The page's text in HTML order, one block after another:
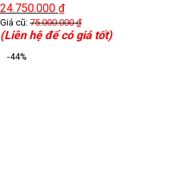
24.750.000 ₫
Giá cũ: 75.000.000₫
(Liên hệ để có giá tốt)
-44%